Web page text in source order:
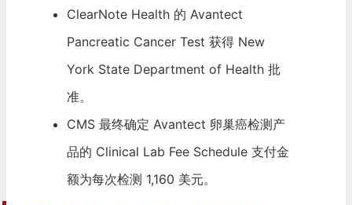
ClearNote Health 的 Avantect
Pancreatic Cancer Test 获得 New
York State Department of Health 批
准。
CMS 最终确定 Avantect 卵巢癌检测产
品的 Clinical Lab Fee Schedule 支付金
额为每次检测 1,160 美元。